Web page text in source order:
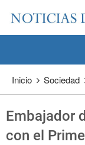
Pase a contenido
Inicio Sociedad
Embajador
con el